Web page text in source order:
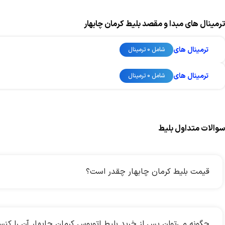
ترمینال های مبدا و مقصد بلیط کرمان چابهار
ترمینال های شامل 0 ترمینال
ترمینال های شامل 0 ترمینال
سوالات متداول بلیط
قیمت بلیط کرمان چابهار چقدر است؟